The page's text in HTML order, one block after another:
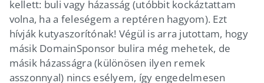
kellett: buli vagy házasság (utóbbit kockáztattam
volna, ha a feleségem a reptéren hagyom). Ezt
hívják kutyaszorítónak! Végül is arra jutottam, hogy
másik DomainSponsor bulira még mehetek, de
másik házasságra (különösen ilyen remek
asszonnyal) nincs esélyem, így engedelmesen